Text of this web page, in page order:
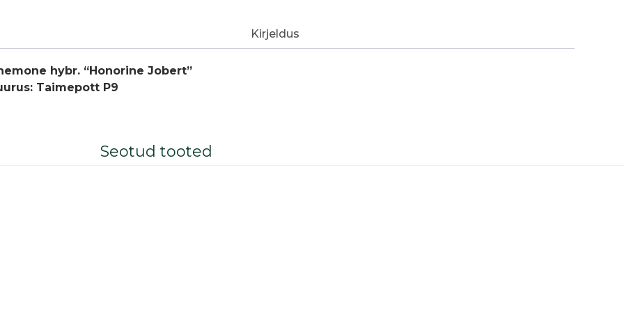
Kirjeldus
hybr. “Honorine Jobert”
Taimepott P9
Seotud tooted